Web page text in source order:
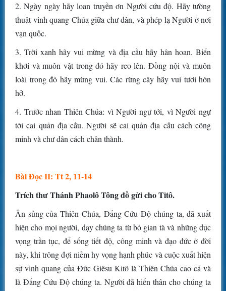
2. Ngày ngày hãy loan truyền ơn Người cứu độ. Hãy tường
thuật vinh quang Chúa giữa chư dân, và phép lạ Người ở nơi
vạn quốc.
3. Trời xanh hãy vui mừng và địa cầu hãy hân hoan. Biển
khơi và muôn vật trong đó hãy reo lên. Ðồng nội và muôn
loài trong đó hãy mừng vui. Các rừng cây hãy vui tươi hớn
hở.
4. Trước nhan Thiên Chúa: vì Người ngự tới, vì Người ngự
tới cai quản địa cầu. Người sẽ cai quản địa cầu cách công
minh và chư dân cách chân thành.
Bài Ðọc II: Tt 2, 11-14
Trích thư Thánh Phaolô Tông đồ gửi cho Titô.
Ân sủng của Thiên Chúa, Ðấng Cứu Ðộ chúng ta, đã xuất
hiện cho mọi người, dạy chúng ta từ bỏ gian tà và những dục
vọng trần tục, để sống tiết độ, công minh và đạo đức ở đời
này, khi trông đợi niềm hy vọng hạnh phúc và cuộc xuất hiện
sự vinh quang của Ðức Giêsu Kitô là Thiên Chúa cao cả và
là Ðấng Cứu Ðộ chúng ta. Người đã hiến thân cho chúng ta